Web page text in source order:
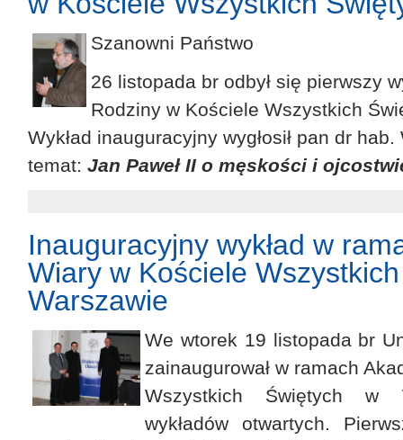
Szanowni Państwo
26 listopada br odbył się pierwszy
Rodziny w Kościele Wszystkich
Wykład inauguracyjny wygłosił pan dr
temat: Jan Paweł II o męskości i
Inauguracyjny wykład w
Wiary w Kościele
Warszawie
We wtorek 19 listopada br
zainaugurował w ramach
Wszystkich Świętych w
wykładów otwartych.